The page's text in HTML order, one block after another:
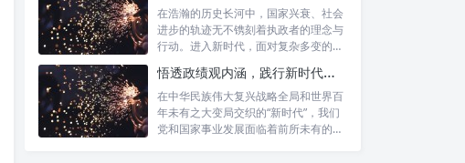
在浩瀚的历史长河中，国家兴衰、社会
进步的轨迹无不镌刻着执政者的理念与
行动。进入新时代，面对复杂多变的国
悟透政绩观内涵，践行新时代使命：书写高质量发展的时代答卷
在中华民族伟大复兴战略全局和世界百
年未有之大变局交织的“新时代”，我们
党和国家事业发展面临着前所未有的机